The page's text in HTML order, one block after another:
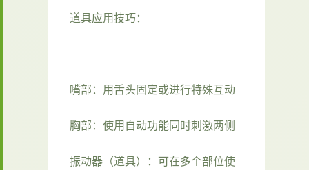
道具应用技巧：
嘴部：用舌头固定或进行特殊互动
胸部：使用自动功能同时刺激两侧
振动器（道具）：可在多个部位使